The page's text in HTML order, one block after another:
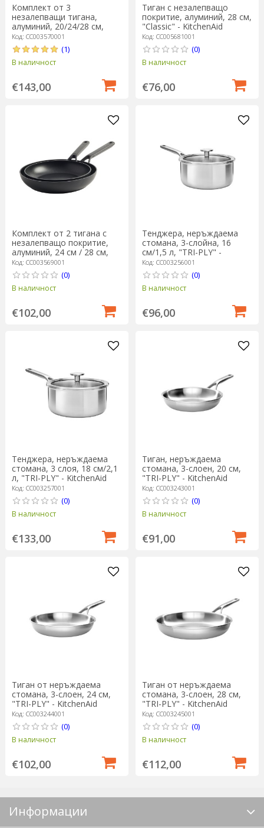
Комплект от 3
незалепващи тигана,
алуминий, 20/24/28 см,
"Classic" - KitchenAid
Код: CC003570001
(1)
В наличност
€143,00
Тиган с незалепващо
покритие, алуминий, 28 см,
"Classic" - KitchenAid
Код: CC005681001
(0)
В наличност
€76,00
Комплект от 2 тигана с
незалепващо покритие,
алуминий, 24 см / 28 см,
"Classic" - KitchenAid
Код: CC003569001
(0)
В наличност
€102,00
Тенджера, неръждаема
стомана, 3-слойна, 16
см/1,5 л, "TRI-PLY" -
KitchenAid
Код: CC003256001
(0)
В наличност
€96,00
Тенджера, неръждаема
стомана, 3 слоя, 18 см/2,1
л, "TRI-PLY" - KitchenAid
Код: CC003257001
(0)
В наличност
€133,00
Тиган, неръждаема
стомана, 3-слоен, 20 см,
"TRI-PLY" - KitchenAid
Код: CC003243001
(0)
В наличност
€91,00
Тиган от неръждаема
стомана, 3-слоен, 24 см,
"TRI-PLY" - KitchenAid
Код: CC003244001
(0)
В наличност
€102,00
Тиган от неръждаема
стомана, 3-слоен, 28 см,
"TRI-PLY" - KitchenAid
Код: CC003245001
(0)
В наличност
€112,00
Информации